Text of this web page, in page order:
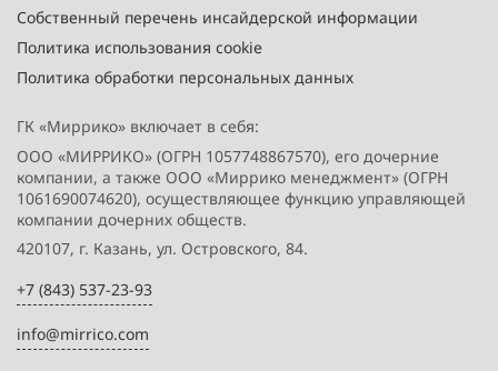
Собственный перечень инсайдерской информации
Политика использования cookie
Политика обработки персональных данных
ГК «Миррико» включает в себя:
ООО «МИРРИКО» (ОГРН 1057748867570), его дочерние
компании, а также ООО «Миррико менеджмент» (ОГРН
1061690074620), осуществляющее функцию управляющей
компании дочерних обществ.
420107, г. Казань, ул. Островского, 84.
+7 (843) 537-23-93
info@mirrico.com